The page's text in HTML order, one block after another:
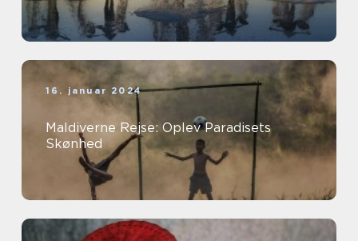
16. januar 2024
Maldiverne Rejse: Oplev Paradisets
Skønhed